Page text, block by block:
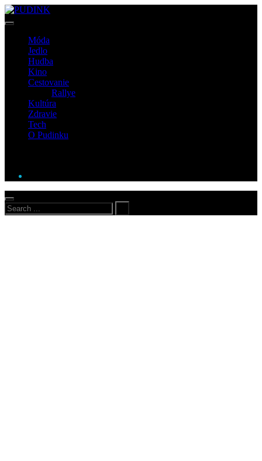
Móda
Jedlo
Hudba
Kino
Cestovanie
Rallye
Kultúra
Zdravie
Tech
O Pudinku